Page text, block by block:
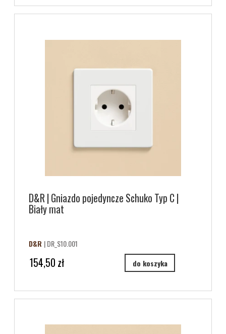
D&R | Gniazdo pojedyncze Schuko Typ C |
Biały mat
D&R | DR_S10.001
154,50 zł do koszyka